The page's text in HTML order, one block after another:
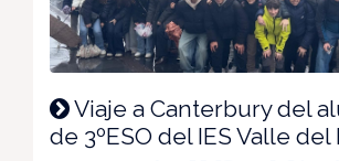
Viaje a Canterbury del
de 3ºESO del IES Valle del